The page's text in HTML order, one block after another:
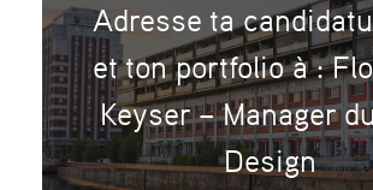
Adresse ta
et ton portfolio à :
Keyser – Manager
Design